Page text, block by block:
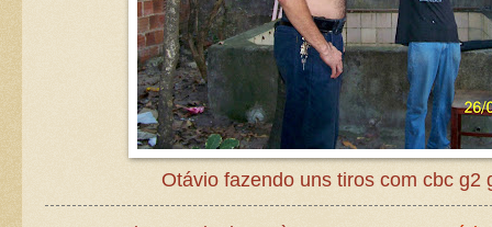
Otávio fazendo uns tiros com cbc g2